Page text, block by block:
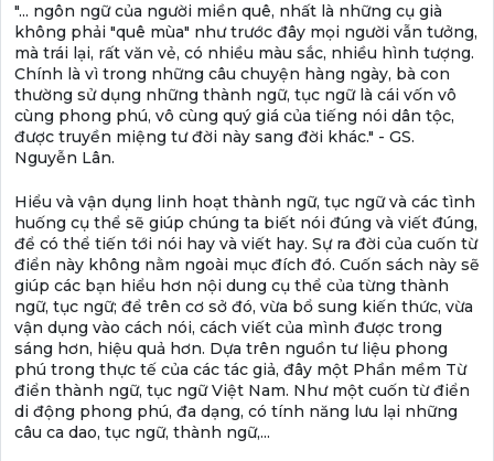
"... ngôn ngữ của người miền quê, nhất là những cụ già
không phải "quê mùa" như trước đây mọi người vẫn tưởng,
mà trái lại, rất văn vẻ, có nhiều màu sắc, nhiều hình tượng.
Chính là vì trong những câu chuyện hàng ngày, bà con
thường sử dụng những thành ngữ, tục ngữ là cái vốn vô
cùng phong phú, vô cùng quý giá của tiếng nói dân tộc,
được truyền miệng tư đời này sang đời khác." - GS.
Nguyễn Lân.
Hiểu và vận dụng linh hoạt thành ngữ, tục ngữ và các tình
huống cụ thể sẽ giúp chúng ta biết nói đúng và viết đúng,
để có thể tiến tới nói hay và viết hay. Sự ra đời của cuốn từ
điển này không nằm ngoài mục đích đó. Cuốn sách này sẽ
giúp các bạn hiểu hơn nội dung cụ thể của từng thành
ngữ, tục ngữ; để trên cơ sở đó, vừa bổ sung kiến thức, vừa
vận dụng vào cách nói, cách viết của mình được trong
sáng hơn, hiệu quả hơn. Dựa trên nguồn tư liệu phong
phú trong thực tế của các tác giả, đây một Phần mềm Từ
điển thành ngữ, tục ngữ Việt Nam. Như một cuốn từ điển
di động phong phú, đa dạng, có tính năng lưu lại những
câu ca dao, tục ngữ, thành ngữ,...